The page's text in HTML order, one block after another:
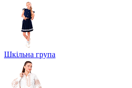
Шкільна група